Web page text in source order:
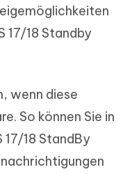
17/18 Standby
wenn diese
So können Sie in
17/18 StandBy